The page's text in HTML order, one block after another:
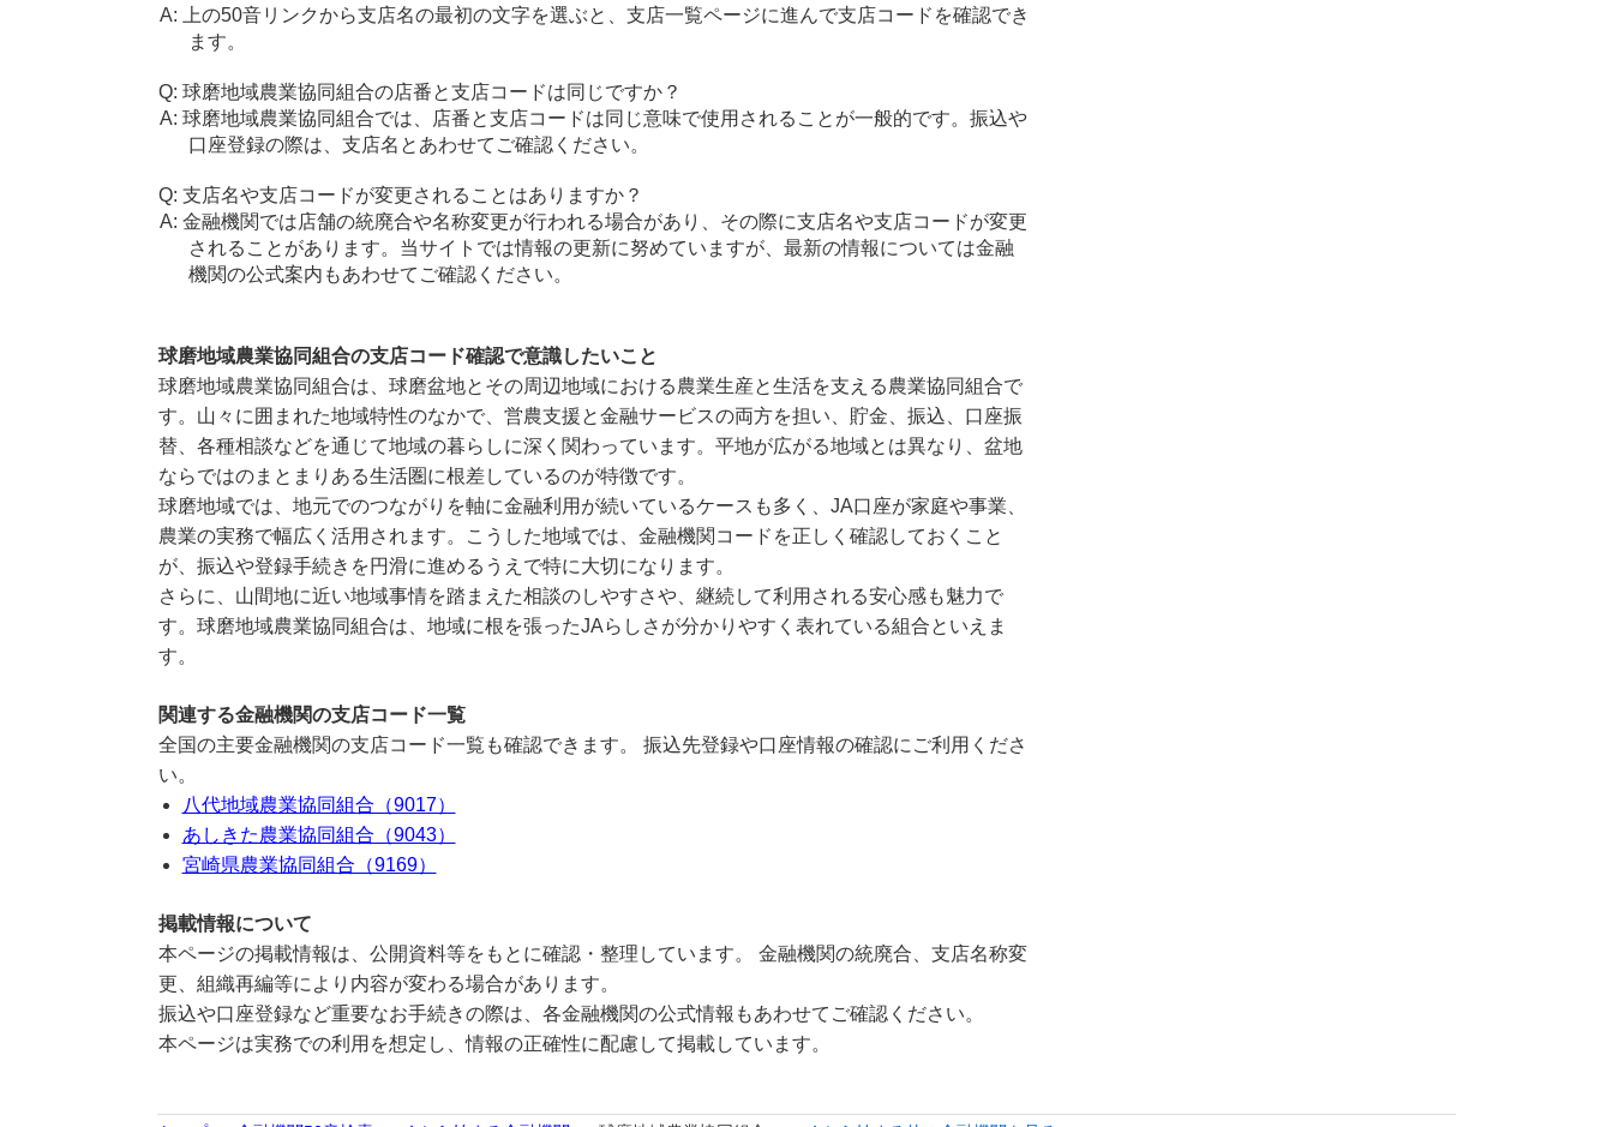
上の50音リンクから支店名の最初の文字を選ぶと、支店一覧ページに進んで支店コードを確認でき
ます。
球磨地域農業協同組合の店番と支店コードは同じですか？
球磨地域農業協同組合では、店番と支店コードは同じ意味で使用されることが一般的です。振込や
口座登録の際は、支店名とあわせてご確認ください。
支店名や支店コードが変更されることはありますか？
金融機関では店舗の統廃合や名称変更が行われる場合があり、その際に支店名や支店コードが変更
されることがあります。当サイトでは情報の更新に努めていますが、最新の情報については金融
機関の公式案内もあわせてご確認ください。
球磨地域農業協同組合の支店コード確認で意識したいこと
球磨地域農業協同組合は、球磨盆地とその周辺地域における農業生産と生活を支える農業協同組合で
す。山々に囲まれた地域特性のなかで、営農支援と金融サービスの両方を担い、貯金、振込、口座振
替、各種相談などを通じて地域の暮らしに深く関わっています。平地が広がる地域とは異なり、盆地
ならではのまとまりある生活圏に根差しているのが特徴です。
球磨地域では、地元でのつながりを軸に金融利用が続いているケースも多く、JA口座が家庭や事業、
農業の実務で幅広く活用されます。こうした地域では、金融機関コードを正しく確認しておくこと
が、振込や登録手続きを円滑に進めるうえで特に大切になります。
さらに、山間地に近い地域事情を踏まえた相談のしやすさや、継続して利用される安心感も魅力で
す。球磨地域農業協同組合は、地域に根を張ったJAらしさが分かりやすく表れている組合といえま
す。
関連する金融機関の支店コード一覧
全国の主要金融機関の支店コード一覧も確認できます。 振込先登録や口座情報の確認にご利用くださ
い。
八代地域農業協同組合（9017）
あしきた農業協同組合（9043）
宮崎県農業協同組合（9169）
掲載情報について
本ページの掲載情報は、公開資料等をもとに確認・整理しています。 金融機関の統廃合、支店名称変
更、組織再編等により内容が変わる場合があります。
振込や口座登録など重要なお手続きの際は、各金融機関の公式情報もあわせてご確認ください。
本ページは実務での利用を想定し、情報の正確性に配慮して掲載しています。